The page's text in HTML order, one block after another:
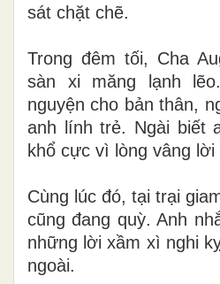
sát chặt chẽ.
Trong đêm tối, Cha
sàn xi măng lạnh
nguyện cho bản thân,
anh lính trẻ. Ngài biết
khổ cực vì lòng vâng lời
Cùng lúc đó, tại trại
cũng đang quỳ. Anh
những lời xầm xì nghi
ngoài.